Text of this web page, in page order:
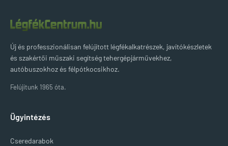
Új és professzionálisan felújított légfékalkatrészek, javítókészletek
és szakértői műszaki segítség tehergépjárművekhez,
autóbuszokhoz és félpótkocsikhoz.
Felújítunk 1965 óta.
Ügyintézés
Cseredarabok